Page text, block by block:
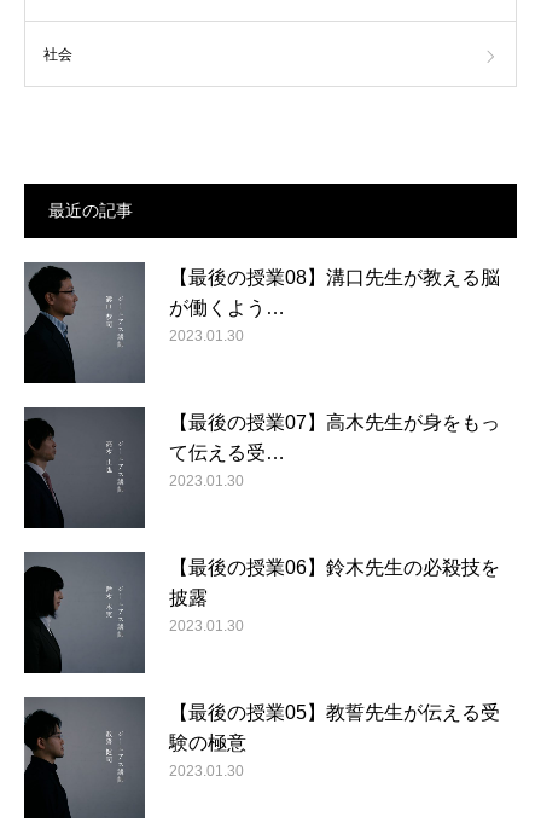
社会
最近の記事
【最後の授業08】溝口先生が教える脳
が働くよう…
2023.01.30
【最後の授業07】高木先生が身をもっ
て伝える受…
2023.01.30
【最後の授業06】鈴木先生の必殺技を
披露
2023.01.30
【最後の授業05】教誓先生が伝える受
験の極意
2023.01.30